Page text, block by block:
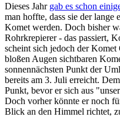
Dieses Jahr gab es schon
man hoffte, dass sie der lange
Komet werden. Doch bisher
Rohrkrepierer - das passiert,
scheint sich jedoch der
bloßen Augen sichtbaren
sonnennächsten Punkt der
bereits am 3. Juli erreicht.
Punkt, bevor er sich aus
Doch vorher könnte er noch
Blick an den Himmel richtet,